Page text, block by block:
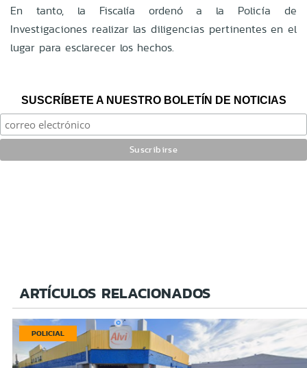
En tanto, la Fiscalía ordenó a la Policía de
Investigaciones realizar las diligencias pertinentes en el
lugar para esclarecer los hechos.
SUSCRÍBETE A NUESTRO BOLETÍN DE NOTICIAS
ARTÍCULOS RELACIONADOS
POLICIAL